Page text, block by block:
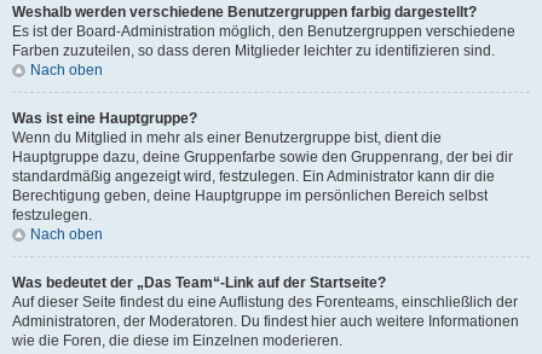
Weshalb werden verschiedene Benutzergruppen farbig dargestellt?
Es ist der Board-Administration möglich, den Benutzergruppen verschiedene
Farben zuzuteilen, so dass deren Mitglieder leichter zu identifizieren sind.
Nach oben
Was ist eine Hauptgruppe?
Wenn du Mitglied in mehr als einer Benutzergruppe bist, dient die
Hauptgruppe dazu, deine Gruppenfarbe sowie den Gruppenrang, der bei dir
standardmäßig angezeigt wird, festzulegen. Ein Administrator kann dir die
Berechtigung geben, deine Hauptgruppe im persönlichen Bereich selbst
festzulegen.
Nach oben
Was bedeutet der „Das Team“-Link auf der Startseite?
Auf dieser Seite findest du eine Auflistung des Forenteams, einschließlich der
Administratoren, der Moderatoren. Du findest hier auch weitere Informationen
wie die Foren, die diese im Einzelnen moderieren.